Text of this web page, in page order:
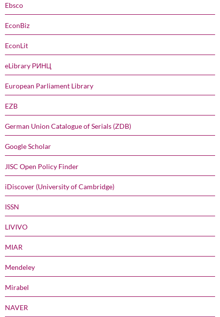
Ebsco
EconBiz
EconLit
eLibrary РИНЦ
European Parliament Library
EZB
German Union Catalogue of Serials (ZDB)
Google Scholar
JISC Open Policy Finder
iDiscover (University of Cambridge)
ISSN
LIVIVO
MIAR
Mendeley
Mirabel
NAVER